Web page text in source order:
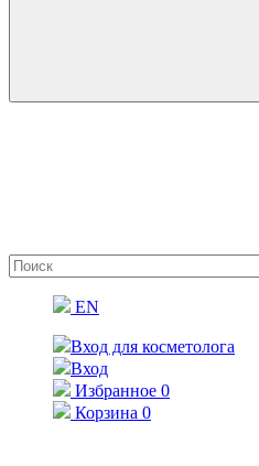
EN
Вход для косметолога
Вход
Избранное 0
Корзина 0